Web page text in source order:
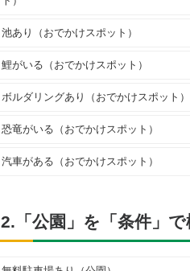
池あり（おでかけスポット）
鯉がいる（おでかけスポット）
ボルダリングあり（おでかけスポット）
恐竜がいる（おでかけスポット）
汽車がある（おでかけスポット）
2.「公園」を「条件」で